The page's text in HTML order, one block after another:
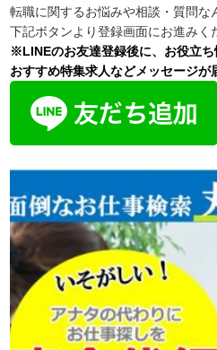
転職に関するお悩みや相談・質問な
下記ボタンより登録画面にお進みく
※LINEのお友達登録後に、お役立ち
おすすめ特集求人などメッセージが